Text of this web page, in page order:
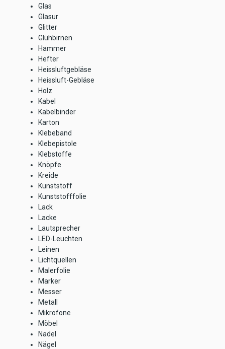
Glas
Glasur
Glitter
Glühbirnen
Hammer
Hefter
Heissluftgebläse
Heissluft-Gebläse
Holz
Kabel
Kabelbinder
Karton
Klebeband
Klebepistole
Klebstoffe
Knöpfe
Kreide
Kunststoff
Kunststofffolie
Lack
Lacke
Lautsprecher
LED-Leuchten
Leinen
Lichtquellen
Malerfolie
Marker
Messer
Metall
Mikrofone
Möbel
Nadel
Nägel